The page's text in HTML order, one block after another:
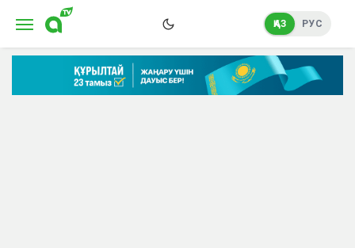
ҚАЗ РУС